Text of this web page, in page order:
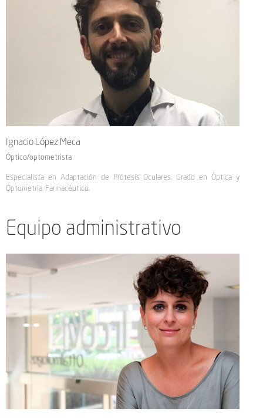
Ignacio López Meca
Óptico/optometrista
Especialista en Adaptación de Prótesis Oculares. Grado en Óptica y
Optometría. Farmacéutico.
Equipo administrativo